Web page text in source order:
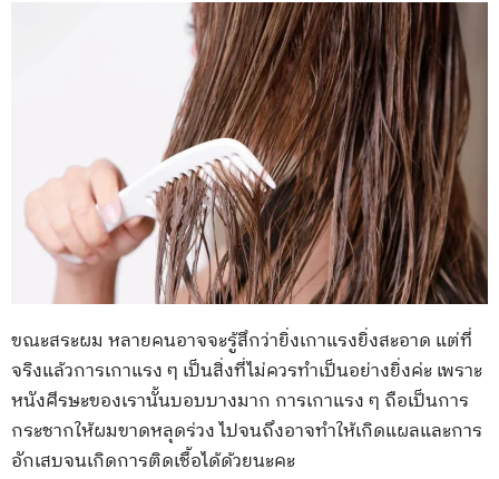
ขณะสระผม หลายคนอาจจะรู้สึกว่ายิ่งเกาแรงยิ่งสะอาด แต่ที่
จริงแล้วการเกาแรง ๆ เป็นสิ่งที่ไม่ควรทำเป็นอย่างยิ่งค่ะ เพราะ
หนังศีรษะของเรานั้นบอบบางมาก การเกาแรง ๆ ถือเป็นการ
กระชากให้ผมขาดหลุดร่วง ไปจนถึงอาจทำให้เกิดแผลและการ
อักเสบจนเกิดการติดเชื้อได้ด้วยนะคะ